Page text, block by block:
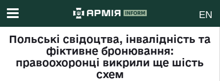
EN
Польські свідоцтва, інвалідність та
фіктивне бронювання:
правоохоронці викрили ще шість
схем